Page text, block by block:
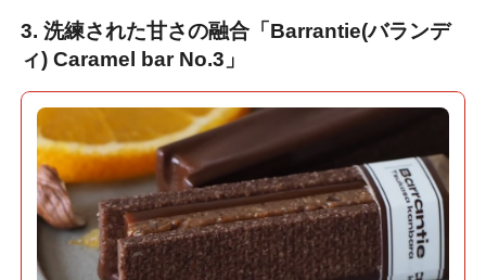
3. 洗練された甘さの融合「Barrantie(バランデ
ィ) Caramel bar No.3」